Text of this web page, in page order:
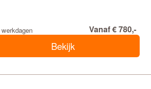
Vanaf € 780,-
Bekijk